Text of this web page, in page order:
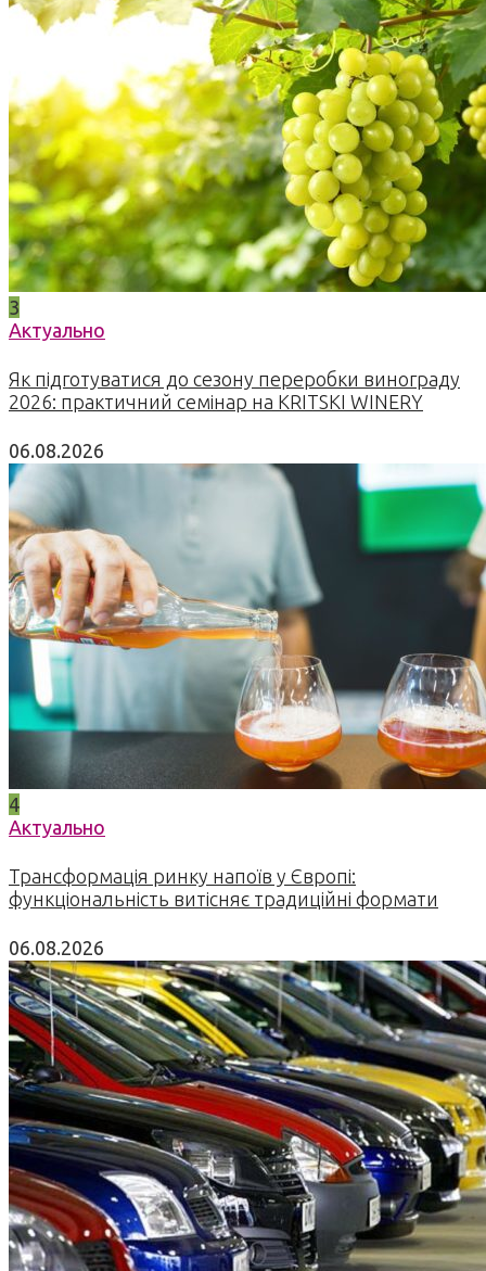
3
Актуально
Як підготуватися до сезону переробки винограду
2026: практичний семінар на KRITSKI WINERY
06.08.2026
4
Актуально
Трансформація ринку напоїв у Європі:
функціональність витісняє традиційні формати
06.08.2026